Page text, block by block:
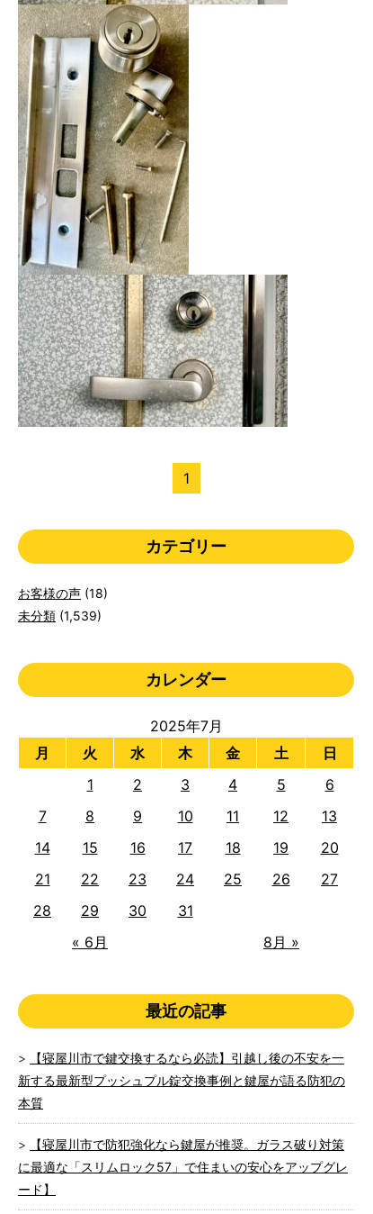
1
カテゴリー
お客様の声 (18)
未分類 (1,539)
カレンダー
2025年7月
月
火 水 木 金 土 日
« 6月 8月 »
1 2 3 4 5
6
7
8 9 10 11 12
13
14
15 16 17 18 19
20
21
22 23 24 25 26
27
28
29 30 31
最近の記事
【寝屋川市で鍵交換するなら必読】引越し後の不安を一
新する最新型プッシュプル錠交換事例と鍵屋が語る防犯の
本質
【寝屋川市で防犯強化なら鍵屋が推奨。ガラス破り対策
に最適な「スリムロック57」で住まいの安心をアップグレ
ード】